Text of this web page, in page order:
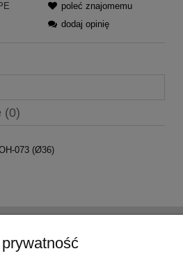
poleć znajomemu
dodaj opinię
(0)
073 (Ø36)